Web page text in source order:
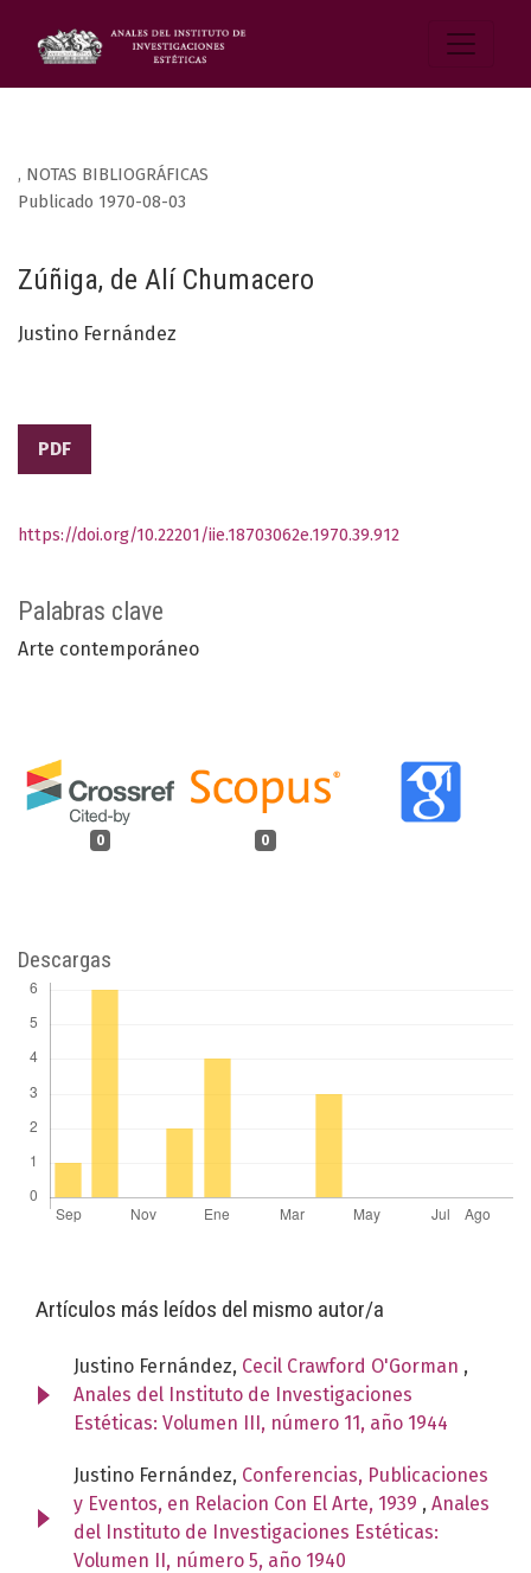
, NOTAS BIBLIOGRÁFICAS
Zúñiga, de Alí Chumacero
Publicado 1970-08-03
Justino Fernández
PDF
Palabras clave
Arte contemporáneo
0 0
https://doi.org/10.22201/iie.18703062e.1970.39.912
Descargas
Artículos más leídos del mismo autor/a
Justino Fernández, Cecil Crawford O'Gorman ,
Anales del Instituto de Investigaciones
Estéticas: Volumen III, número 11, año 1944
Justino Fernández, Conferencias, Publicaciones
y Eventos, en Relacion Con El Arte, 1939 , Anales
del Instituto de Investigaciones Estéticas:
Volumen II, número 5, año 1940